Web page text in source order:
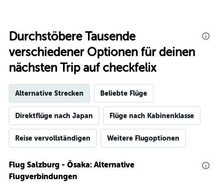
Durchstöbere Tausende
verschiedener Optionen für deinen
nächsten Trip auf checkfelix
Alternative Strecken Beliebte Flüge
Direktflüge nach Japan Flüge nach Kabinenklasse
Reise vervollständigen Weitere Flugoptionen
Flug Salzburg - Ōsaka: Alternative
Flugverbindungen